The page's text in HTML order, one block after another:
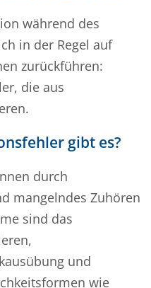
während des
in der Regel auf
zurückführen:
die aus
gibt es?
durch
mangelndes Zuhören
sind das
und
wie